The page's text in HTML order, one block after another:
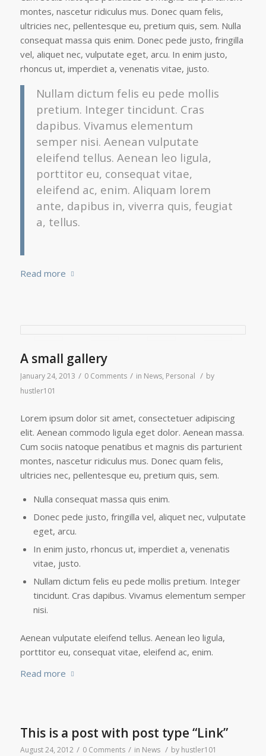
montes, nascetur ridiculus mus. Donec quam felis,
ultricies nec, pellentesque eu, pretium quis, sem. Nulla
consequat massa quis enim. Donec pede justo, fringilla
vel, aliquet nec, vulputate eget, arcu. In enim justo,
rhoncus ut, imperdiet a, venenatis vitae, justo.
Nullam dictum felis eu pede mollis
pretium. Integer tincidunt. Cras
dapibus. Vivamus elementum
semper nisi. Aenean vulputate
eleifend tellus. Aenean leo ligula,
porttitor eu, consequat vitae,
eleifend ac, enim. Aliquam lorem
ante, dapibus in, viverra quis, feugiat
a, tellus.
Read more
A small gallery
January 24, 2013 / 0 Comments / in News, Personal / by
hustler101
Lorem ipsum dolor sit amet, consectetuer adipiscing
elit. Aenean commodo ligula eget dolor. Aenean massa.
Cum sociis natoque penatibus et magnis dis parturient
montes, nascetur ridiculus mus. Donec quam felis,
ultricies nec, pellentesque eu, pretium quis, sem.
Nulla consequat massa quis enim.
Donec pede justo, fringilla vel, aliquet nec, vulputate
eget, arcu.
In enim justo, rhoncus ut, imperdiet a, venenatis
vitae, justo.
Nullam dictum felis eu pede mollis pretium. Integer
tincidunt. Cras dapibus. Vivamus elementum semper
nisi.
Aenean vulputate eleifend tellus. Aenean leo ligula,
porttitor eu, consequat vitae, eleifend ac, enim.
Read more
This is a post with post type “Link”
August 24, 2012 / 0 Comments / in News / by hustler101